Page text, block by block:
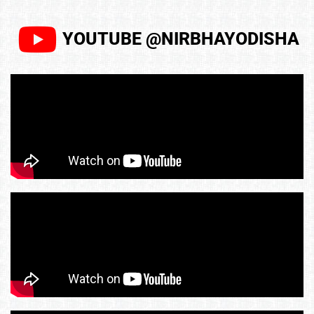
YOUTUBE @NIRBHAYODISHA